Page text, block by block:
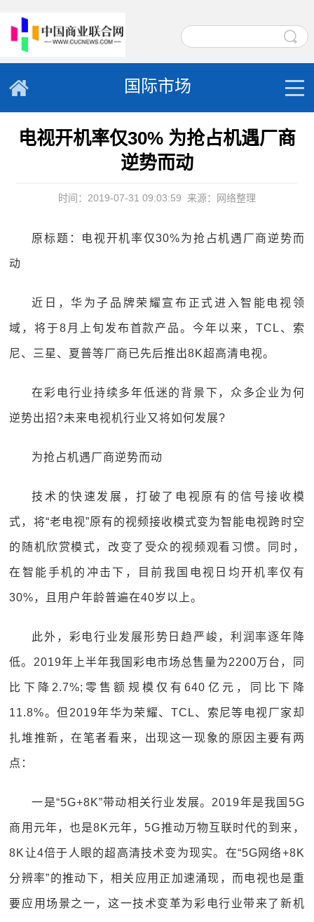
国际市场
电视开机率仅30% 为抢占机遇厂商
逆势而动
时间：2019-07-31 09:03:59 来源：网络整理
原标题：电视开机率仅30%为抢占机遇厂商逆势而
动
近日，华为子品牌荣耀宣布正式进入智能电视领
域，将于8月上旬发布首款产品。今年以来，TCL、索
尼、三星、夏普等厂商已先后推出8K超高清电视。
在彩电行业持续多年低迷的背景下，众多企业为何
逆势出招?未来电视机行业又将如何发展?
为抢占机遇厂商逆势而动
技术的快速发展，打破了电视原有的信号接收模
式，将“老电视”原有的视频接收模式变为智能电视跨时空
的随机欣赏模式，改变了受众的视频观看习惯。同时，
在智能手机的冲击下，目前我国电视日均开机率仅有
30%，且用户年龄普遍在40岁以上。
此外，彩电行业发展形势日趋严峻，利润率逐年降
低。2019年上半年我国彩电市场总售量为2200万台，同
比下降2.7%;零售额规模仅有640亿元，同比下降
11.8%。但2019年华为荣耀、TCL、索尼等电视厂家却
扎堆推新，在笔者看来，出现这一现象的原因主要有两
点：
一是“5G+8K”带动相关行业发展。2019年是我国5G
商用元年，也是8K元年，5G推动万物互联时代的到来，
8K让4倍于人眼的超高清技术变为现实。在“5G网络+8K
分辨率”的推动下，相关应用正加速涌现，而电视也是重
要应用场景之一，这一技术变革为彩电行业带来了新机